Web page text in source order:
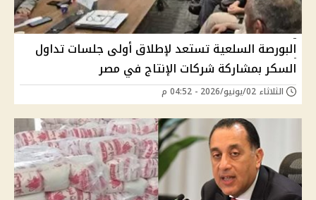
البورصة السلعية تستعد لإطلاق أولى جلسات تداول
السكر بمشاركة شركات الإنتاج في مصر
الثلاثاء 02/يونيو/2026 - 04:52 م